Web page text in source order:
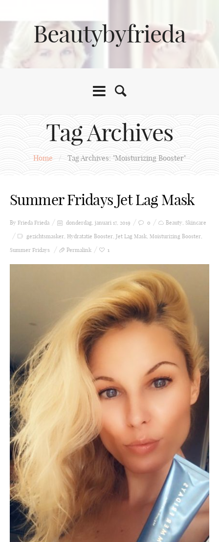
Beautybyfrieda
Tag Archives
Home / Tag Archives: "Moisturizing Booster"
Summer Fridays Jet Lag Mask
By Frieda Frieda donderdag, januari 17, 2019 0 Beauty, Skincare
gezichtsmasker, Hydratatie Booster, Jet Lag Mask, Moisturizing Booster,
Summer Fridays
Permalink 1